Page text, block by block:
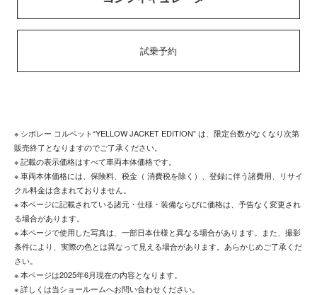
試乗予約
※ シボレー コルベット“YELLOW JACKET EDITION” は、限定台数がなくなり次第
販売終了となりますのでご了承ください。
※ 記載の表示価格はすべて車両本体価格です。
※ 車両本体価格には、保険料、税金（ 消費税を除く）、登録に伴う諸費用、リサイ
クル料金は含まれておりません。
※ 本ページに記載されている諸元・仕様・装備ならびに価格は、予告なく変更され
る場合があります。
※ 本ページで使用した写真は、一部日本仕様と異なる場合があります。また、撮影
条件により、実際の色とは異なって見える場合があります。あらかじめご了承くだ
さい。
※ 本ページは2025年6月現在の内容となります。
※ 詳しくは当ショールームへお問い合わせください。